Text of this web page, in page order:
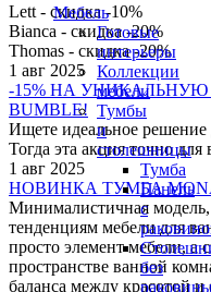
Мебель
Готовые
интерьеры
Коллекции
мебели
Тумбы
и
столешницы
Тумба
Панель
с
без
Lett - скидка -10%
Bianca - скидка -20%
Thomas - скидка -20%
1 авг 2025
-15% НА
BUMBLE!
Ищете идеальное
Тогда эта акция точно для
1 авг 2025
НОВИНКА ТУМБА
Минималистичная
тенденциям мебели для
просто элемент мебели, а
пространстве ванной
баланса между красотой